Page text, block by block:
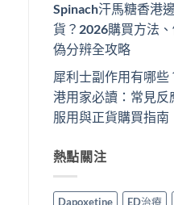
Spinach汗馬糖香港
貨？2026購買方法
偽分辨全攻略
犀利士副作用有哪些
港用家必讀：常見反
服用與正貨購買指南
熱點關注
Dapoxetine ED治療